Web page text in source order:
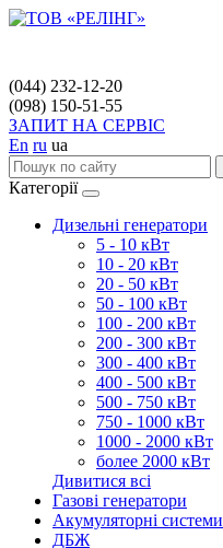
(044) 232-12-20
(098) 150-51-55
ЗАПИТ НА СЕРВІС
En ru ua
Категорії
Дизельні генератори
5 - 10 кВт
10 - 20 кВт
20 - 50 кВт
50 - 100 кВт
100 - 200 кВт
200 - 300 кВт
300 - 400 кВт
400 - 500 кВт
500 - 750 кВт
750 - 1000 кВт
1000 - 2000 кВт
более 2000 кВт
Дивитися всі
Газові генератори
Акумуляторні системи
ДБЖ